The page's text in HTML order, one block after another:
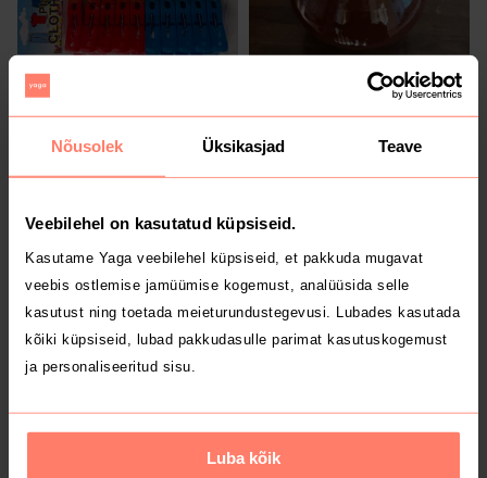
Nõusolek Üksikasjad Teave
Veebilehel on kasutatud küpsiseid.
Kasutame Yaga veebilehel küpsiseid, et pakkuda mugavat
veebis ostlemise jamüümise kogemust, analüüsida selle
kasutust ning toetada meieturundustegevusi. Lubades kasutada
kõiki küpsiseid, lubad pakkudasulle parimat kasutuskogemust
ja personaliseeritud sisu.
Luba kõik
1.99 € 10 €